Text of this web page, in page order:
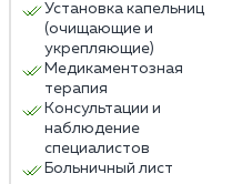
Установка капельниц
(очищающие и
укрепляющие)
Медикаментозная
терапия
Консультации и
наблюдение
специалистов
Больничный лист